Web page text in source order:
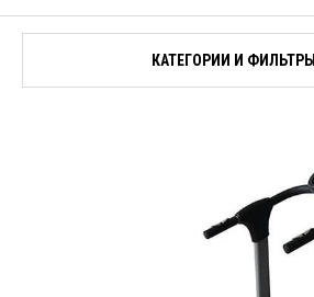
КАТЕГОРИИ И ФИЛЬТРЫ